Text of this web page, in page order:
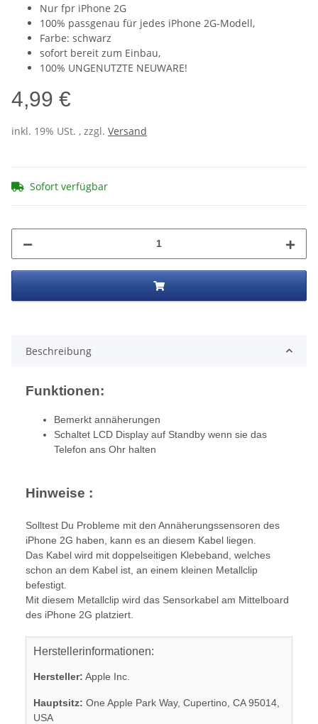
Nur fpr iPhone 2G
100% passgenau für jedes iPhone 2G-Modell,
Farbe: schwarz
sofort bereit zum Einbau,
100% UNGENUTZTE NEUWARE!
4,99 €
inkl. 19% USt. , zzgl. Versand
Sofort verfügbar
Beschreibung
Funktionen:
Bemerkt annäherungen
Schaltet LCD Display auf Standby wenn sie das
Telefon ans Ohr halten
Hinweise :
Solltest Du Probleme mit den Annäherungssensoren des
iPhone 2G haben, kann es an diesem Kabel liegen.
Das Kabel wird mit doppelseitigen Klebeband, welches
schon an dem Kabel ist, an einem kleinen Metallclip
befestigt.
Mit diesem Metallclip wird das Sensorkabel am Mittelboard
des iPhone 2G platziert.
Herstellerinformationen:
Hersteller: Apple Inc.
Hauptsitz: One Apple Park Way, Cupertino, CA 95014,
USA